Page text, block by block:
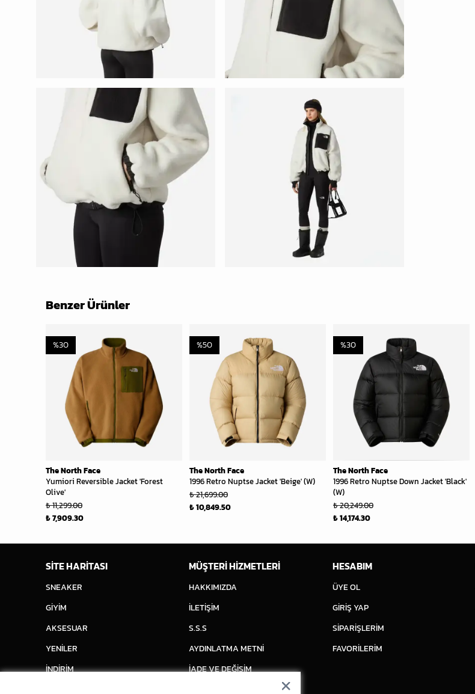
Benzer Ürünler
The North Face
Yumiori Reversible Jacket 'Forest
Olive'
%30
₺ 11,299.00
₺ 7,909.30
The North Face
1996 Retro Nuptse Jacket 'Beige' (W)
%50
₺ 21,699.00
₺ 10,849.50
The North Face
1996 Retro Nuptse Down Jacket 'Black'
(W)
%30
₺ 20,249.00
₺ 14,174.30
SİTE HARİTASI
SNEAKER
GİYİM
AKSESUAR
YENİLER
İNDİRİM
MÜŞTERİ HİZMETLERİ
HAKKIMIZDA
İLETİŞİM
S.S.S
AYDINLATMA METNİ
İADE VE DEĞİŞİM
HESABIM
ÜYE OL
GİRİŞ YAP
SİPARİŞLERİM
FAVORİLERİM